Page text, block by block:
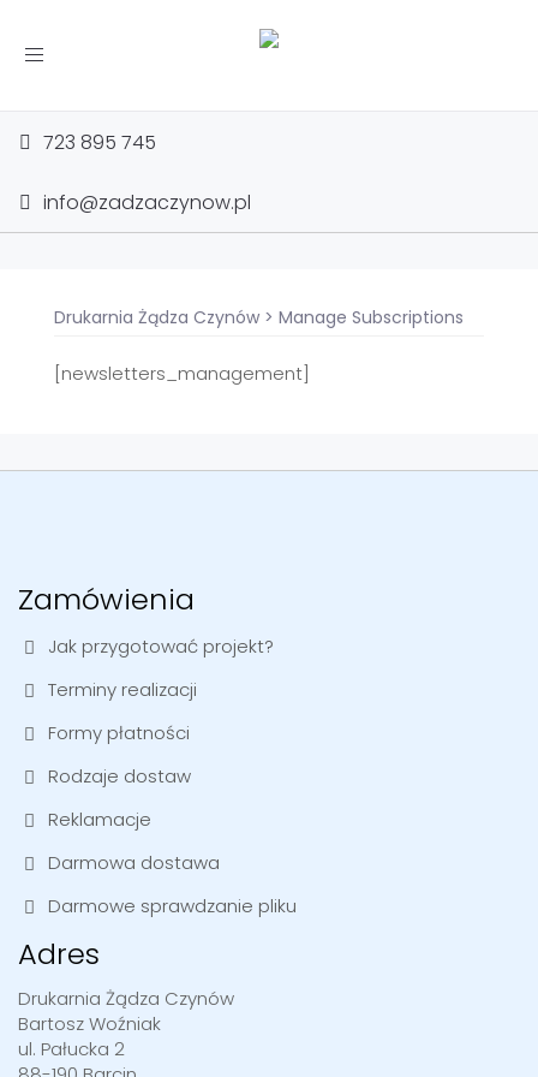
Toggle
723 895 745
info@zadzaczynow.pl
Drukarnia Żądza Czynów > Manage Subscriptions
[newsletters_management]
Zamówienia
Jak przygotować projekt?
Terminy realizacji
Formy płatności
Rodzaje dostaw
Reklamacje
Darmowa dostawa
Darmowe sprawdzanie pliku
Adres
Drukarnia Żądza Czynów
Bartosz Woźniak
ul. Pałucka 2